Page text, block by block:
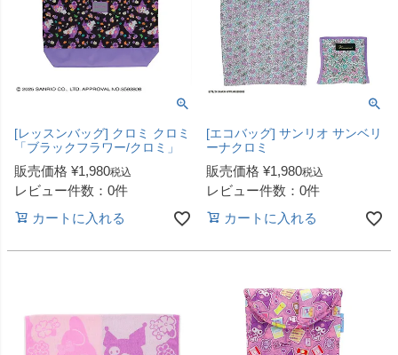
[レッスンバッグ] クロミ クロミ
「ブラックフラワー/クロミ」
販売価格 ¥1,980税込
レビュー件数：0件
カートに入れる
[エコバッグ] サンリオ サンベリ
ーナクロミ
販売価格 ¥1,980税込
レビュー件数：0件
カートに入れる